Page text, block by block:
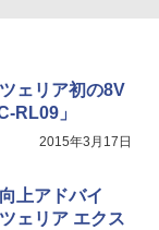
ェリア初の8V
RL09」
2015年3月17日
上アドバイ
ェリア エクス